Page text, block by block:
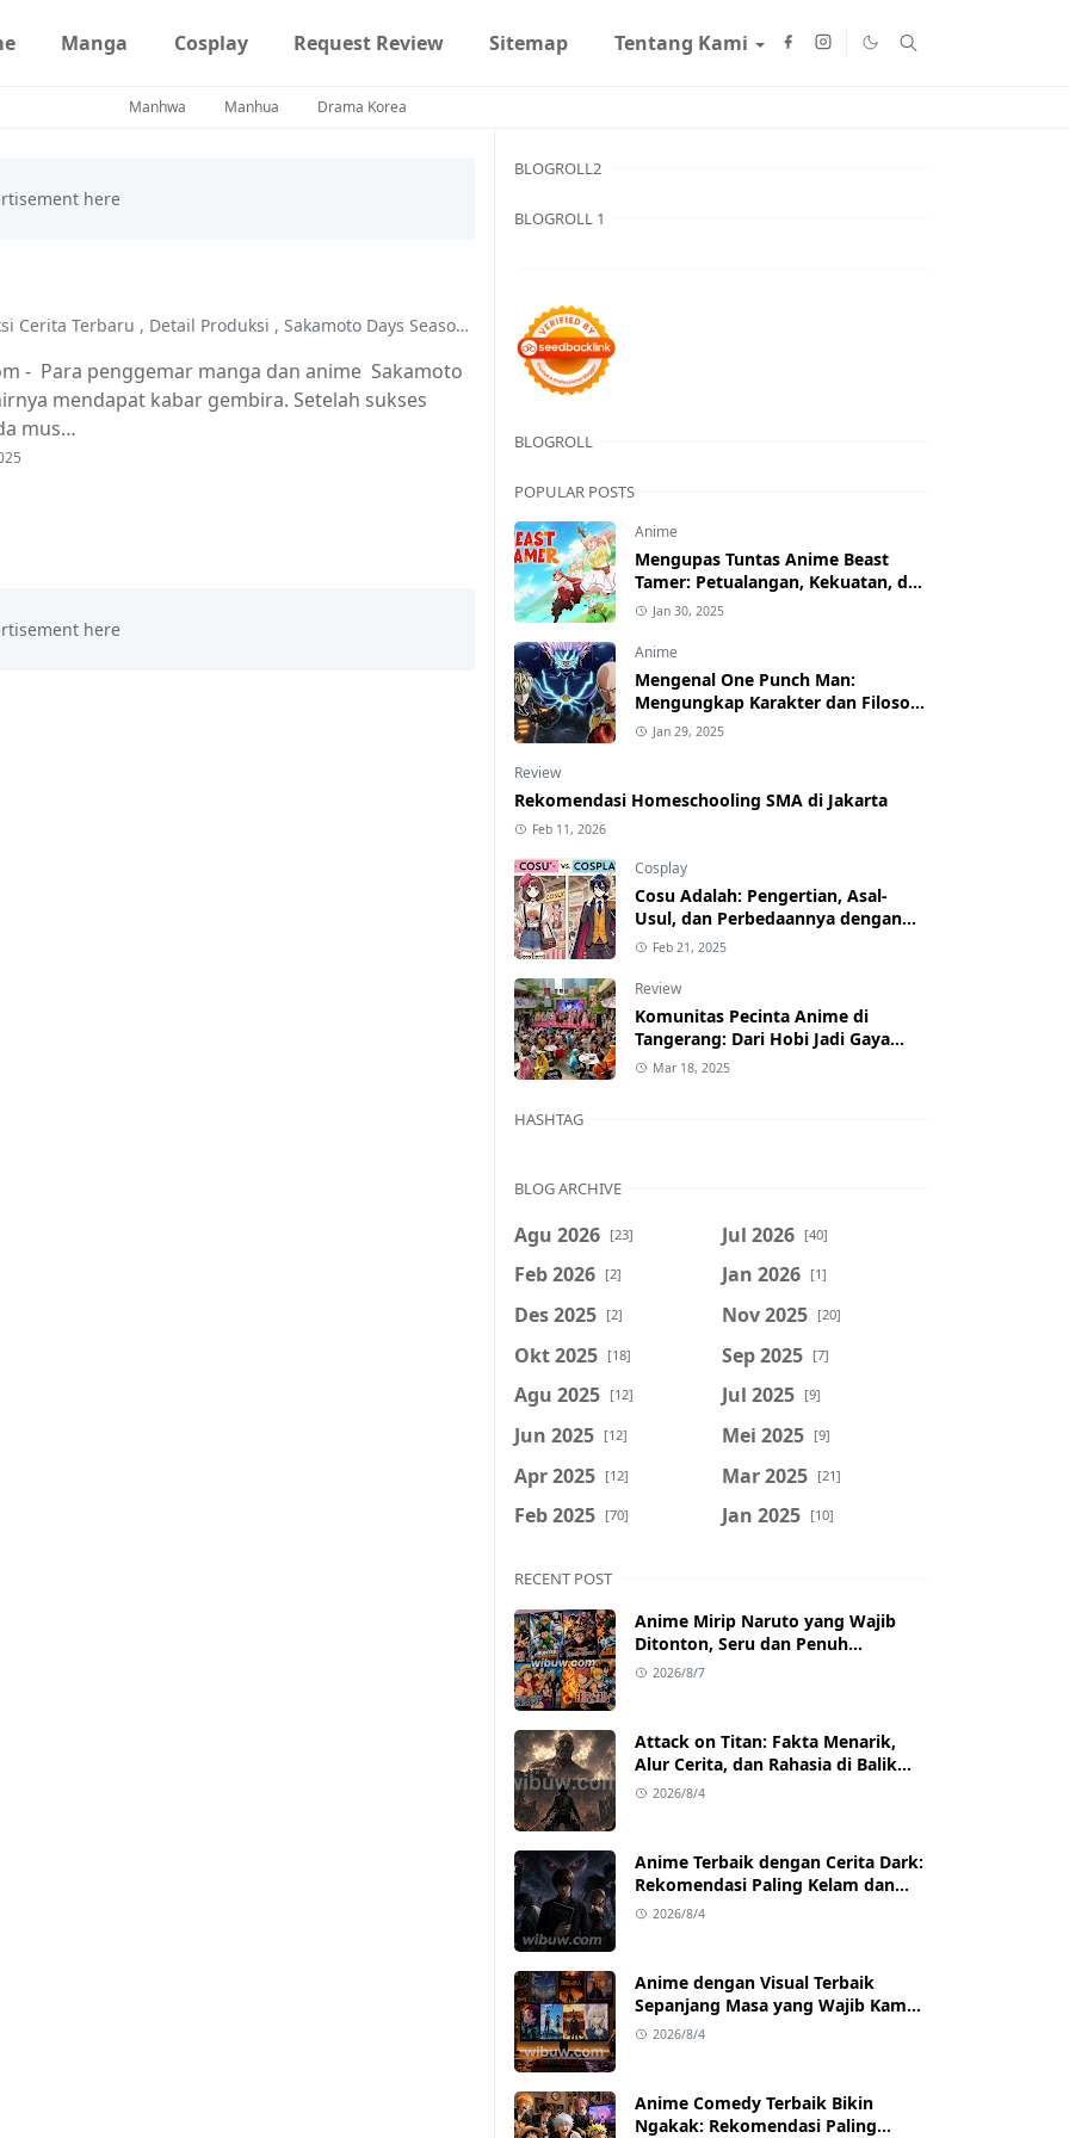
Manga Cosplay Request Review Sitemap Tentang Kami
Manhwa Manhua Drama Korea
Cerita Terbaru , Detail Produksi , Sakamoto Days Season 2: Tanggal Rilis
- Para penggemar manga dan anime Sakamoto
mendapat kabar gembira. Setelah sukses
mus…
BLOGROLL2
BLOGROLL 1
BLOGROLL
POPULAR POSTS
Anime
Mengupas Tuntas Anime Beast
Tamer: Petualangan, Kekuatan, dan
Karakter yang Menawan
Jan 30, 2025
Anime
Mengenal One Punch Man:
Mengungkap Karakter dan Filosofi
di Balik Kesederhanaan
Jan 29, 2025
Review
Rekomendasi Homeschooling SMA di Jakarta
Feb 11, 2026
Cosplay
Cosu Adalah: Pengertian, Asal-
Usul, dan Perbedaannya dengan
Cosplay
Feb 21, 2025
Review
Komunitas Pecinta Anime di
Tangerang: Dari Hobi Jadi Gaya
Hidup!
Mar 18, 2025
HASHTAG
BLOG ARCHIVE
Agu 2026 [23] Jul 2026 [40]
Feb 2026 [2] Jan 2026 [1]
Des 2025 [2] Nov 2025 [20]
Okt 2025 [18] Sep 2025 [7]
Agu 2025 [12] Jul 2025 [9]
Jun 2025 [12] Mei 2025 [9]
Apr 2025 [12] Mar 2025 [21]
Feb 2025 [70] Jan 2025 [10]
RECENT POST
Anime Mirip Naruto yang Wajib
Ditonton, Seru dan Penuh
Petualangan
2026/8/7
Attack on Titan: Fakta Menarik,
Alur Cerita, dan Rahasia di Balik
Kesuksesannya
2026/8/4
Anime Terbaik dengan Cerita Dark:
Rekomendasi Paling Kelam dan
Mind-Blowing
2026/8/4
Anime dengan Visual Terbaik
Sepanjang Masa yang Wajib Kamu
Tonton
2026/8/4
Anime Comedy Terbaik Bikin
Ngakak: Rekomendasi Paling